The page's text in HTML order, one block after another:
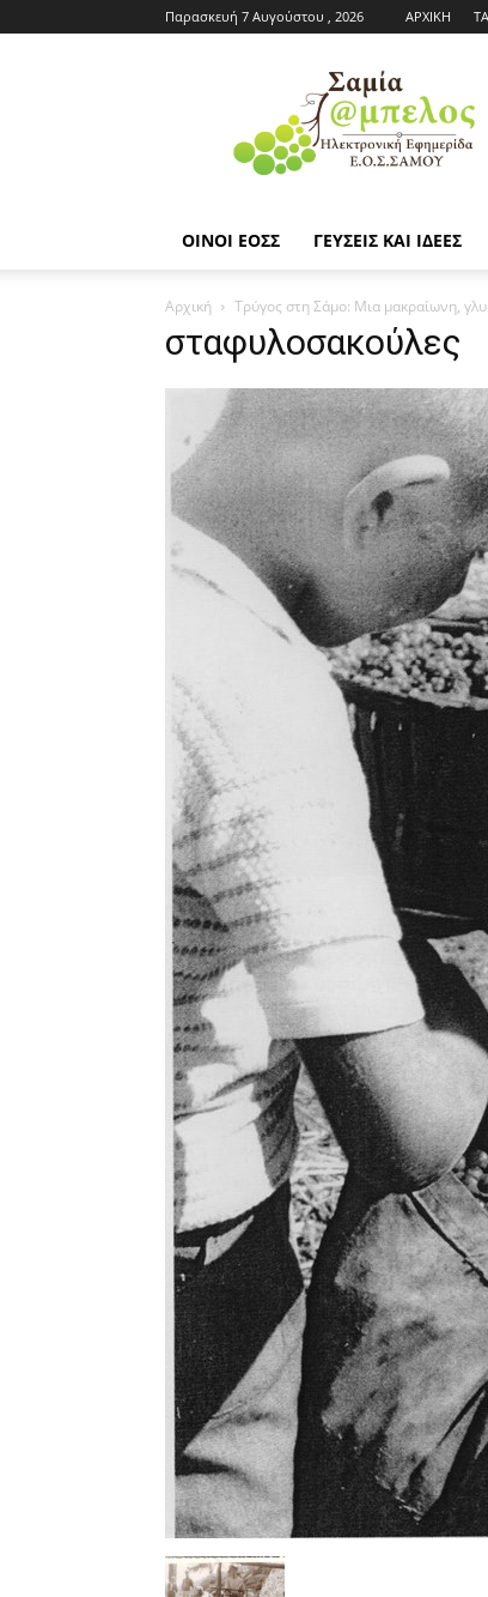
Παρασκευή 7 Αυγούστου , 2026 ΑΡΧΙΚΗ
Εφημερίδα
ΕΟΣΣ
|
Σαμία
ΟΙΝΟΙ ΕΟΣΣ ΓΕΥΣΕΙΣ ΚΑΙ ΙΔΕΕΣ
Αρχική Τρύγος στη Σάμο: Μια μακραίωνη,
σταφυλοσακούλες